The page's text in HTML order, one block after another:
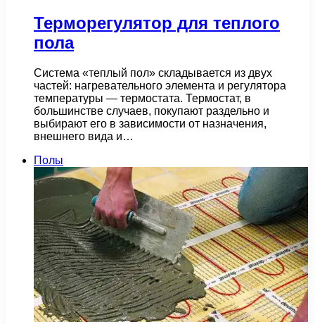
Терморегулятор для теплого
пола
Система «теплый пол» складывается из двух
частей: нагревательного элемента и регулятора
температуры — термостата. Термостат, в
большинстве случаев, покупают раздельно и
выбирают его в зависимости от назначения,
внешнего вида и…
Полы